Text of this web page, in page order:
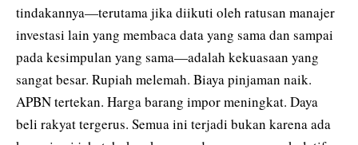
tindakannya—terutama jika diikuti oleh ratusan manajer
investasi lain yang membaca data yang sama dan sampai
pada kesimpulan yang sama—adalah kekuasaan yang
sangat besar. Rupiah melemah. Biaya pinjaman naik.
APBN tertekan. Harga barang impor meningkat. Daya
beli rakyat tergerus. Semua ini terjadi bukan karena ada